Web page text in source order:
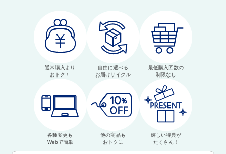
通常購入より
おトク！
自由に選べる
お届けサイクル
最低購入回数の
制限なし
各種変更も
Webで簡単
他の商品も
おトクに
嬉しい特典が
たくさん！